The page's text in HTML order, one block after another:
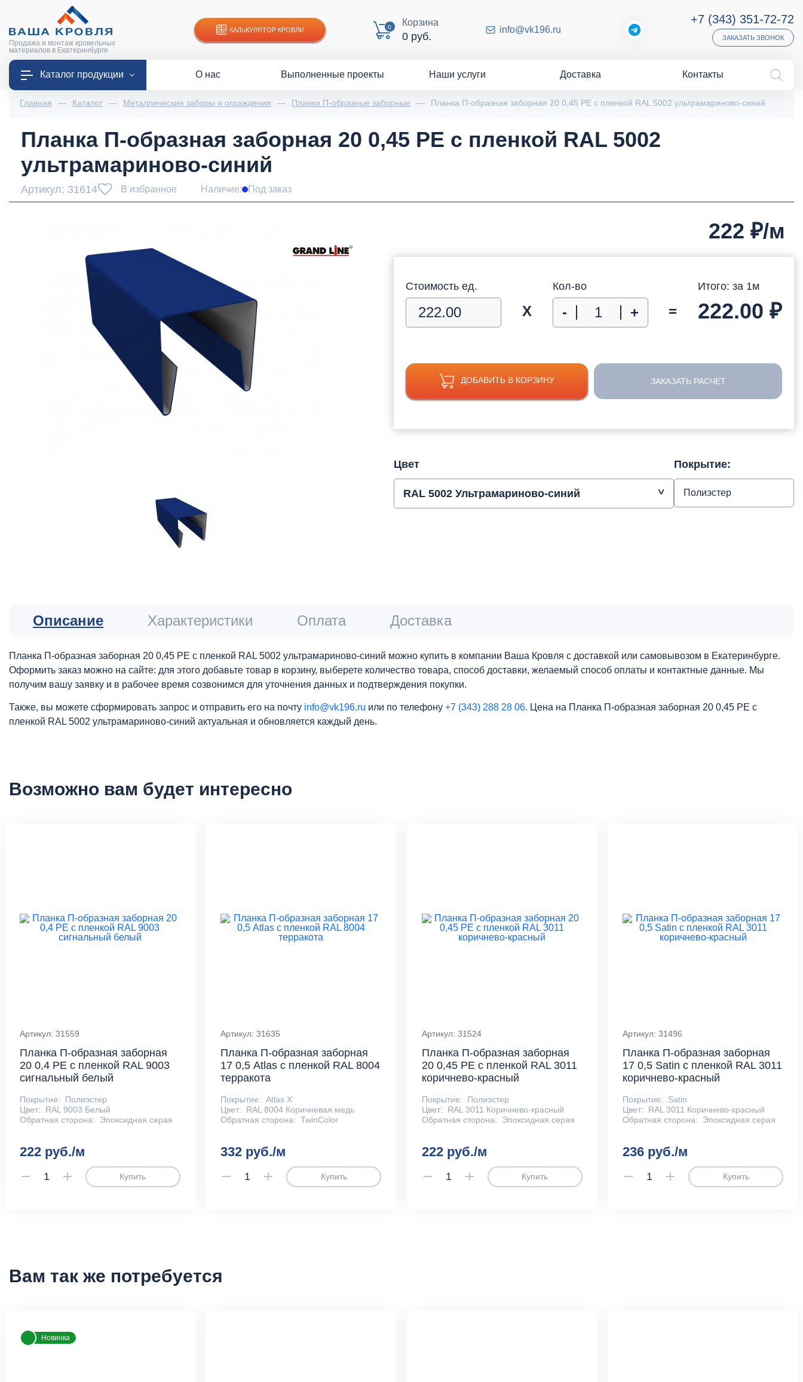
Продажа и монтаж кровельных
материалов в Екатеринбурге
КАЛЬКУЛЯТОР КРОВЛИ 0 Корзина
0 руб.
info@vk196.ru
+7 (343) 351-72-72
ЗАКАЗАТЬ ЗВОНОК
Каталог продукции О нас Выполненные проекты Наши услуги Доставка Контакты
Главная — Каталог — Металлические заборы и ограждения — Планки П-образные заборные — Планка П-образная заборная 20 0,45 PE с пленкой RAL 5002 ультрамариново-синий
Планка П-образная заборная 20 0,45 PE с пленкой RAL 5002
ультрамариново-синий
Артикул: 31614 В избранное Наличие: Под заказ
222 ₽/м
Стоимость ед.
Х
Кол-во
- + =
Итого: за 1м
222.00 ₽
ДОБАВИТЬ В КОРЗИНУ ЗАКАЗАТЬ РАСЧЕТ
Цвет
RAL 5002 Ультрамариново-синий
Покрытие:
Полиэстер
Описание Характеристики Оплата Доставка
Планка П-образная заборная 20 0,45 PE с пленкой RAL 5002 ультрамариново-синий можно купить в компании Ваша Кровля с доставкой или самовывозом в Екатеринбурге.
Оформить заказ можно на сайте: для этого добавьте товар в корзину, выберете количество товара, способ доставки, желаемый способ оплаты и контактные данные. Мы
получим вашу заявку и в рабочее время созвонимся для уточнения данных и подтверждения покупки.
Также, вы можете сформировать запрос и отправить его на почту info@vk196.ru или по телефону +7 (343) 288 28 06. Цена на Планка П-образная заборная 20 0,45 PE с
пленкой RAL 5002 ультрамариново-синий актуальная и обновляется каждый день.
Возможно вам будет интересно
Артикул: 31559
Планка П-образная заборная
20 0,4 PE с пленкой RAL 9003
сигнальный белый
Покрытие:
Полиэстер
Цвет:
RAL 9003 Белый
Обратная сторона:
Эпоксидная серая
222 руб./м
Купить
Артикул: 31635
Планка П-образная заборная
17 0,5 Atlas с пленкой RAL 8004
терракота
Покрытие: Atlas X
Цвет:
RAL 8004 Коричневая медь
Обратная сторона: TwinColor
332 руб./м
Купить
Артикул: 31524
Планка П-образная заборная
20 0,45 PE с пленкой RAL 3011
коричнево-красный
Покрытие:
Полиэстер
Цвет:
RAL 3011 Коричнево-красный
Обратная сторона:
Эпоксидная серая
222 руб./м
Купить
Артикул: 31496
Планка П-образная заборная
17 0,5 Satin с пленкой RAL 3011
коричнево-красный
Покрытие:
Satin
Цвет:
RAL 3011 Коричнево-красный
Обратная сторона:
Эпоксидная серая
236 руб./м
Купить
Вам так же потребуется
Новинка